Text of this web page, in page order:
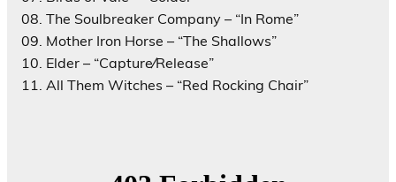
08. The Soulbreaker Company – “In Rome”
09. Mother Iron Horse – “The Shallows”
10. Elder – “Capture⁄Release”
11. All Them Witches – “Red Rocking Chair”